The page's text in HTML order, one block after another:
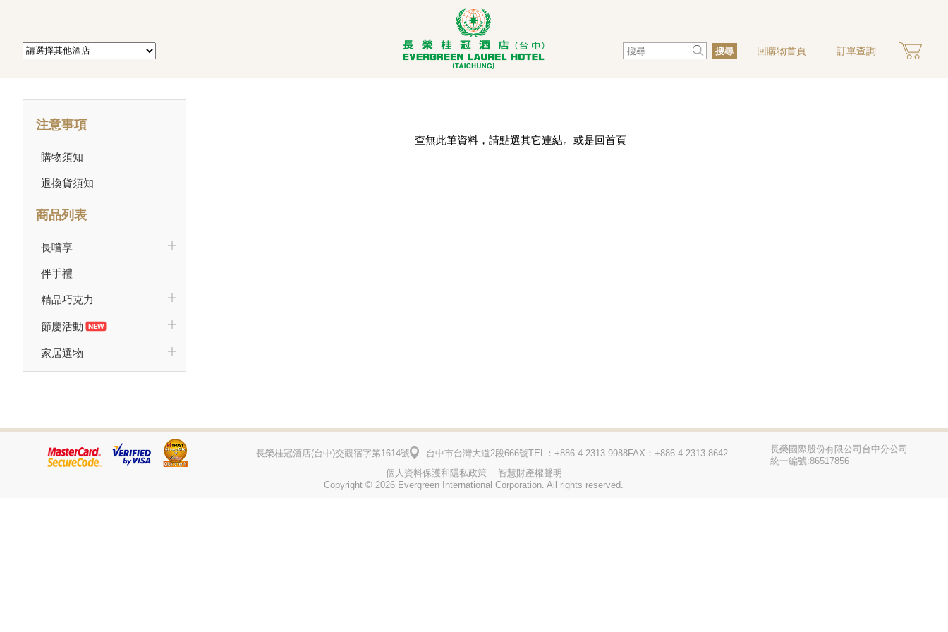
搜尋 回購物首頁 訂單查詢
注意事項
購物須知
退換貨須知
商品列表
長嚐享
伴手禮
精品巧克力
節慶活動
家居選物
查無此筆資料，請點選其它連結。或是回首頁
長榮桂冠酒店(台中)交觀宿字第1614號 台中市台灣大道2段666號TEL：+886-4-2313-9988FAX：+886-4-2313-8642
長榮國際股份有限公司台中分公司
統一編號:86517856
個人資料保護和隱私政策
智慧財產權聲明
Copyright © 2026 Evergreen International Corporation. All rights reserved.